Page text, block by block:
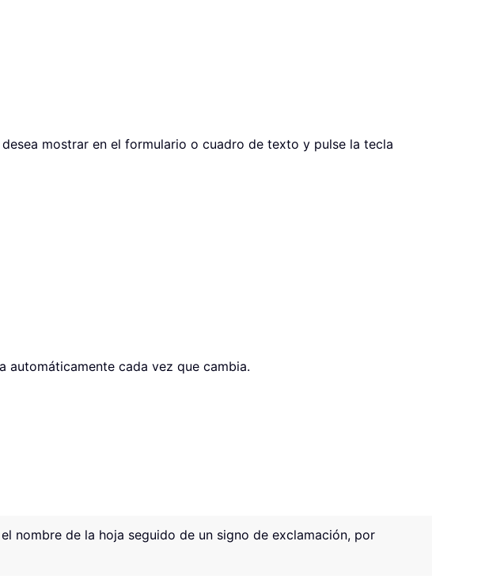
mostrar en el formulario o cuadro de texto y pulse la tecla
cada vez que cambia.
nombre de la hoja seguido de un signo de exclamación, por